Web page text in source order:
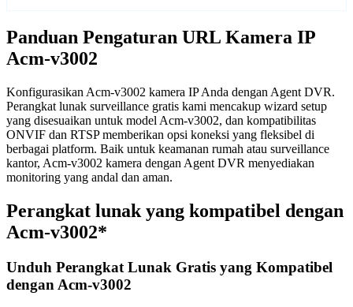
Panduan Pengaturan URL Kamera IP
Acm-v3002
Konfigurasikan Acm-v3002 kamera IP Anda dengan Agent DVR.
Perangkat lunak surveillance gratis kami mencakup wizard setup
yang disesuaikan untuk model Acm-v3002, dan kompatibilitas
ONVIF dan RTSP memberikan opsi koneksi yang fleksibel di
berbagai platform. Baik untuk keamanan rumah atau surveillance
kantor, Acm-v3002 kamera dengan Agent DVR menyediakan
monitoring yang andal dan aman.
Perangkat lunak yang kompatibel dengan
Acm-v3002*
Unduh Perangkat Lunak Gratis yang Kompatibel
dengan Acm-v3002